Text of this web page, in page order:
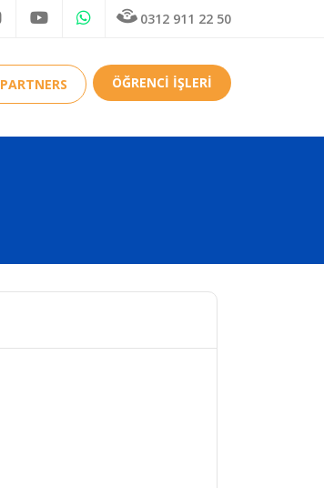
0312 911 22 50
PARTNERS ÖĞRENCİ İŞLERİ